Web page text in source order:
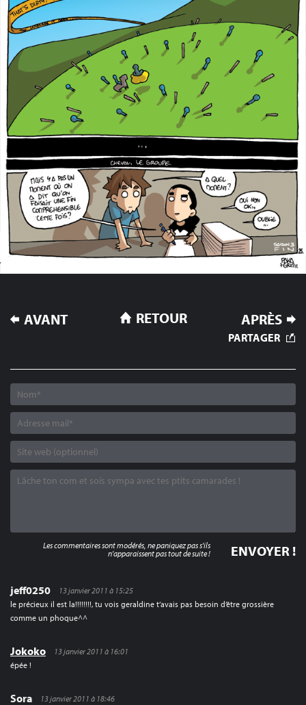
NAVIGATION
DE
AVANT APRÈS
RETOUR
PARTAGER
jeff0250
13 janvier 2011 à 15:25
le précieux il est la!!!!!!!!, tu vois geraldine t’avais pas besoin d’être grossière
comme un phoque^^
Jokoko
13 janvier 2011 à 16:01
épée !
Sora
13 janvier 2011 à 18:46
Les commentaires sont modérés, ne paniquez pas s'ils
n'apparaissent pas tout de suite !